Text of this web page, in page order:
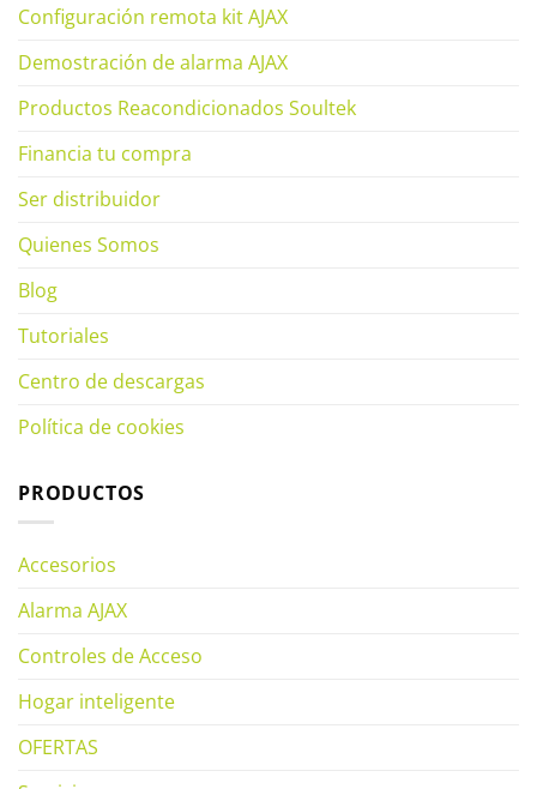
Configuración remota kit AJAX
Demostración de alarma AJAX
Productos Reacondicionados Soultek
Financia tu compra
Ser distribuidor
Quienes Somos
Blog
Tutoriales
Centro de descargas
Política de cookies
PRODUCTOS
Accesorios
Alarma AJAX
Controles de Acceso
Hogar inteligente
OFERTAS